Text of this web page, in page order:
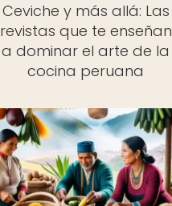
Ceviche y más allá: Las
revistas que te enseñan
a dominar el arte de la
cocina peruana